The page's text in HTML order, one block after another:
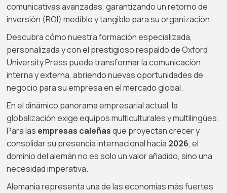
comunicativas avanzadas, garantizando un retorno de
inversión (ROI) medible y tangible para su organización.
Descubra cómo nuestra formación especializada,
personalizada y con el prestigioso respaldo de Oxford
University Press puede transformar la comunicación
interna y externa, abriendo nuevas oportunidades de
negocio para su empresa en el mercado global.
En el dinámico panorama empresarial actual, la
globalización exige equipos multiculturales y multilingües.
Para las empresas caleñasque proyectan crecer y
consolidar su presencia internacional hacia 2026, el
dominio del alemán no es solo un valor añadido, sino una
necesidad imperativa.
Alemania representa una de las economías más fuertes